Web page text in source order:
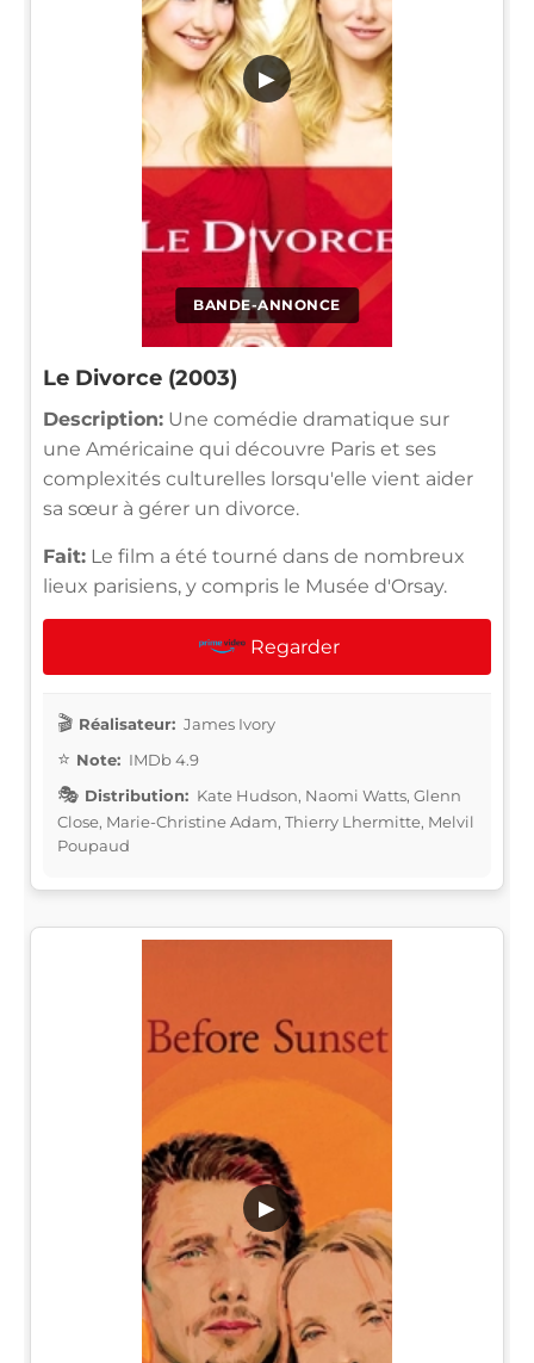
BANDE-ANNONCE
▶
Le Divorce (2003)
Description: Une comédie dramatique sur
une Américaine qui découvre Paris et ses
complexités culturelles lorsqu'elle vient aider
sa sœur à gérer un divorce.
Fait: Le film a été tourné dans de nombreux
lieux parisiens, y compris le Musée d'Orsay.
Regarder
Réalisateur: James Ivory
Note: IMDb 4.9
Distribution: Kate Hudson, Naomi Watts, Glenn
Close, Marie-Christine Adam, Thierry Lhermitte, Melvil
Poupaud
▶